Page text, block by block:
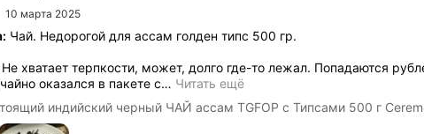
10 марта 2025
Чай. Недорогой для ассам голден типс 500 гр.
Не хватает терпкости, может, долго где-то лежал. Попадаются
оказался в пакете с… Читать ещё
индийский черный ЧАЙ ассам TGFOP с Типсами 500 г